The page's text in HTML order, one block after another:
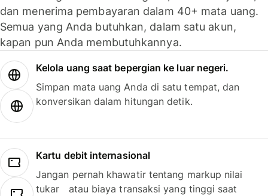
dan menerima pembayaran dalam 40+ mata uang.
Semua yang Anda butuhkan, dalam satu akun,
kapan pun Anda membutuhkannya.
Kelola uang saat bepergian ke luar negeri.
Simpan mata uang Anda di satu tempat, dan
konversikan dalam hitungan detik.
Kartu debit internasional
Jangan pernah khawatir tentang markup nilai
tukar atau biaya transaksi yang tinggi saat